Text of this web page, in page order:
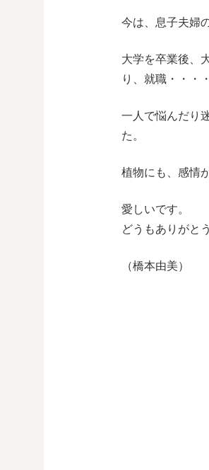
今は、息子夫婦
大学を卒業後、
り、就職・・・
一人で悩んだり
た。
植物にも、感情
愛しいです。
どうもありがと
（橋本由美）